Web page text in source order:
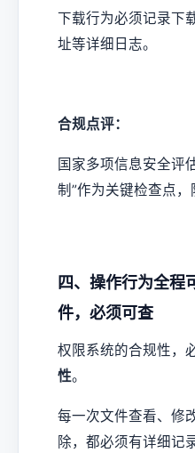
下载行为必须记录下
址等详细日志。
合规点评：
国家多项信息安全评
制”作为关键检查点，
四、操作行为全程
件，必须可查
权限系统的合规性，
性。
每一次文件查看、修
除，都必须有详细记录